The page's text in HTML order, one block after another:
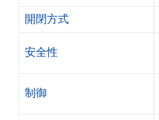
開閉方式
安全性
制御